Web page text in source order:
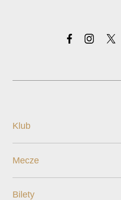
Klub
Mecze
Bilety